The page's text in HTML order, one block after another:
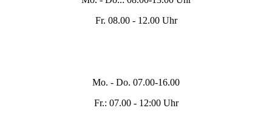
Fr. 08.00 - 12.00 Uhr
Mo. - Do. 07.00-16.00
Fr.: 07.00 - 12:00 Uhr